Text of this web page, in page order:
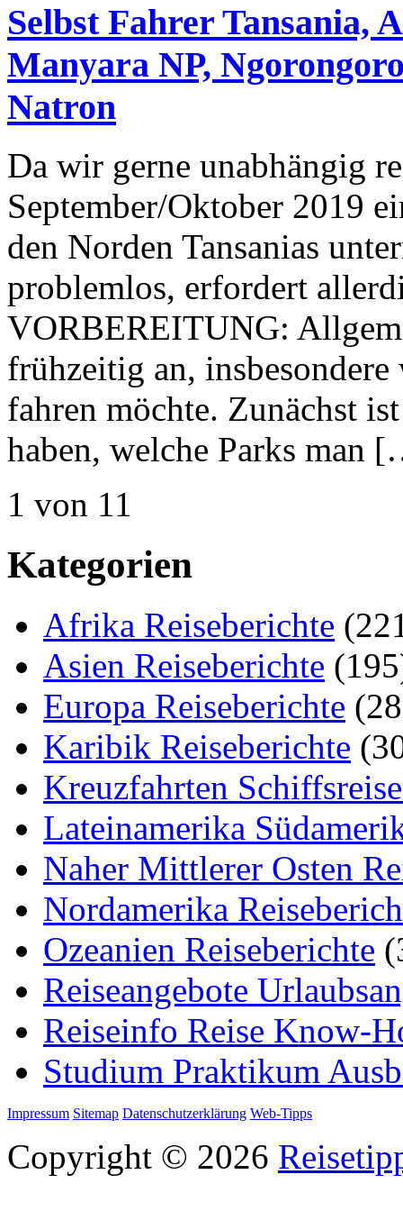
Selbst Fahrer Tansania,
Manyara NP,
Natron
Da wir gerne unabhängig
September/Oktober 2019
den Norden Tansanias
problemlos, erfordert
VORBEREITUNG:
frühzeitig an,
fahren möchte. Zunächst
haben, welche Parks man
1 von 11
Kategorien
Afrika Reiseberichte
Asien Reiseberichte
Europa Reiseberichte
Karibik Reiseberichte
Kreuzfahrten
Lateinamerika
Naher Mittlerer Osten
Nordamerika
Ozeanien Reiseberichte
Reiseangebote
Reiseinfo Reise Know-
Studium Praktikum
Impressum Sitemap Datenschutzerklärung Web-Tipps
Copyright © 2026